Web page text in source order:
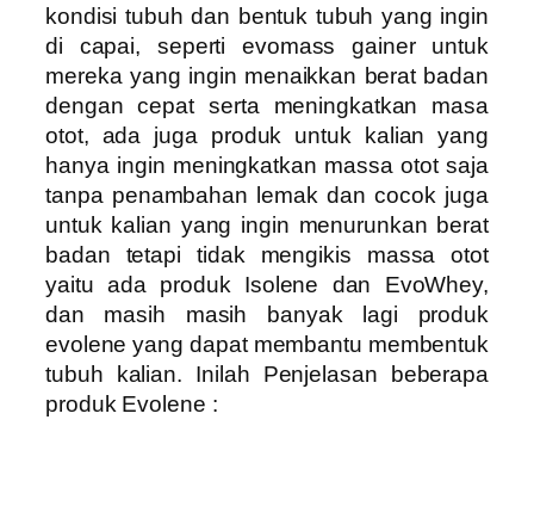
kondisi tubuh dan bentuk tubuh yang ingin
di capai, seperti evomass gainer untuk
mereka yang ingin menaikkan berat badan
dengan cepat serta meningkatkan masa
otot, ada juga produk untuk kalian yang
hanya ingin meningkatkan massa otot saja
tanpa penambahan lemak dan cocok juga
untuk kalian yang ingin menurunkan berat
badan tetapi tidak mengikis massa otot
yaitu ada produk Isolene dan EvoWhey,
dan masih masih banyak lagi produk
evolene yang dapat membantu membentuk
tubuh kalian. Inilah Penjelasan beberapa
produk Evolene :